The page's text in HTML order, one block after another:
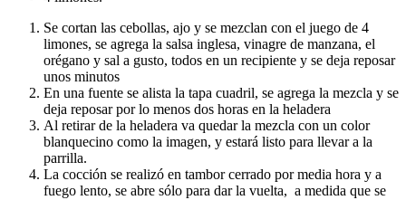
Se cortan las cebollas, ajo y se mezclan con el juego de 4
limones, se agrega la salsa inglesa, vinagre de manzana, el
orégano y sal a gusto, todos en un recipiente y se deja reposar
unos minutos
En una fuente se alista la tapa cuadril, se agrega la mezcla y se
deja reposar por lo menos dos horas en la heladera
Al retirar de la heladera va quedar la mezcla con un color
blanquecino como la imagen, y estará listo para llevar a la
parrilla.
La cocción se realizó en tambor cerrado por media hora y a
fuego lento, se abre sólo para dar la vuelta, a medida que se